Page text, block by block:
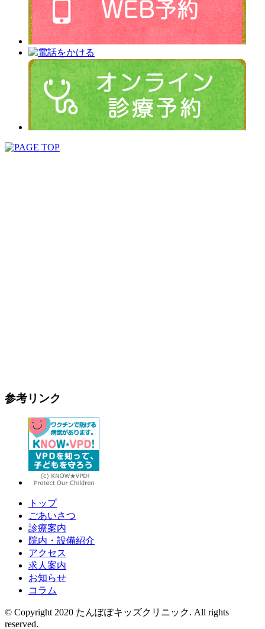
参考リンク
トップ
ごあいさつ
診療案内
院内・設備紹介
アクセス
求人案内
お知らせ
コラム
© Copyright 2020 たんぽぽキッズクリニック. All rights
reserved.